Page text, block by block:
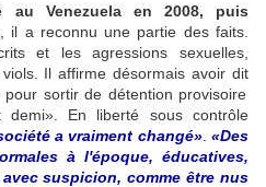
au Venezuela en 2008, puis
il a reconnu une partie des faits.
et les agressions sexuelles,
Il affirme désormais avoir dit
pour sortir de détention provisoire
En liberté sous contrôle
a vraiment changé».«Des
à l'époque, éducatives,
suspicion, comme être nus